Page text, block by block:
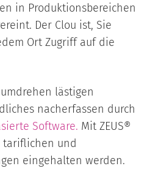
in Produktionsbereichen
Der Clou ist, Sie
Ort Zugriff auf die
lästigen
nacherfassen durch
Software. Mit ZEUS®
tariflichen und
eingehalten werden.